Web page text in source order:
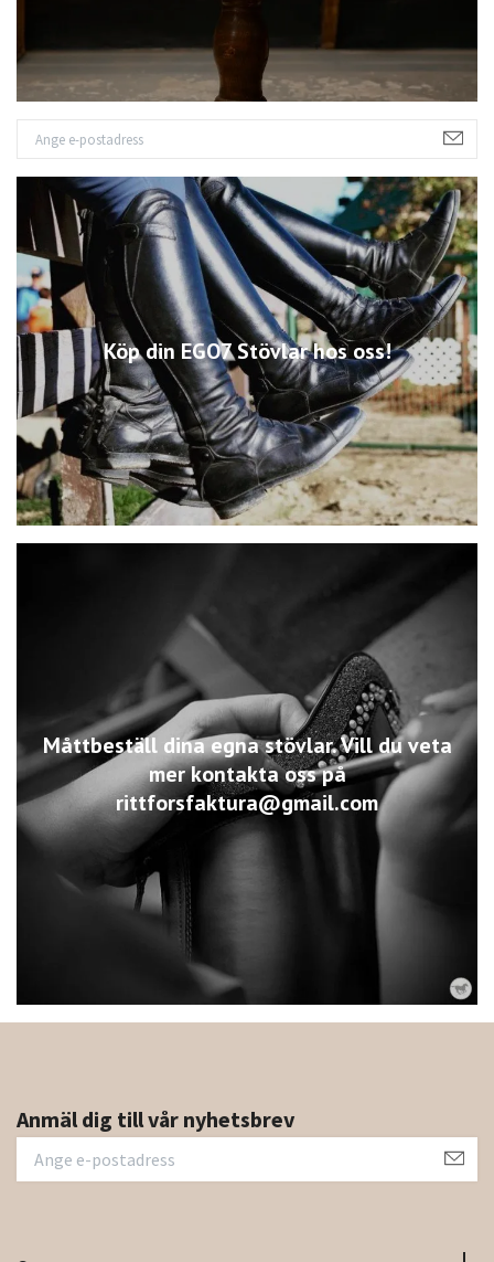
Köp din EGO7 Stövlar hos oss!
Måttbeställ dina egna stövlar. Vill du veta
mer kontakta oss på
rittforsfaktura@gmail.com
Anmäl dig till vår nyhetsbrev